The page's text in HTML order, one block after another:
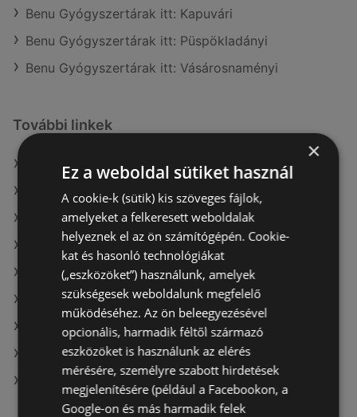
Benu Gyógyszertárak itt: Kapuvári
Benu Gyógyszertárak itt: Püspökladányi
Benu Gyógyszertárak itt: Vásárosnaményi
További linkek
A(z) Benu Gyógyszertárak ajánlatai
A(z) goods market ajánlatai
A(z) Kulcs patika ajánlatai
A(z) Oriflame aktuális akciós újságjai
A(z) Gyöngy Patikak aktuális akciós újságjai
A(z) Kulcs patika aktuális akciós újságjai
A(z) Crystal nails aktuális akciós újságjai
A(z) goods market aktuális akciós újságjai
A(z) Benu Gyógyszertárak üzletei itt: Sopron-
Fertődi
×
Ez a weboldal sütiket használ
A cookie-k (sütik) kis szöveges fájlok,
amelyeket a felkeresett weboldalak
helyeznek el az ön számítógépén. Cookie-
kat és hasonló technológiákat
(„eszközöket”) használunk, amelyek
szükségesek weboldalunk megfelelő
működéséhez. Az ön beleegyezésével
opcionális, harmadik féltől származó
eszközöket is használunk az elérés
mérésére, személyre szabott hirdetések
megjelenítésére (például a Facebookon, a
Google-on és más harmadik felek